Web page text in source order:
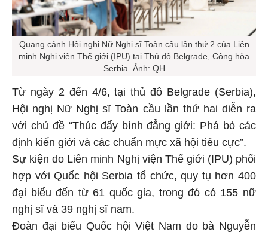
Quang cảnh Hội nghị Nữ Nghị sĩ Toàn cầu lần thứ 2 của Liên
minh Nghị viện Thế giới (IPU) tại Thủ đô Belgrade, Cộng hòa
Serbia. Ảnh: QH
Từ ngày 2 đến 4/6, tại thủ đô Belgrade (Serbia),
Hội nghị Nữ Nghị sĩ Toàn cầu lần thứ hai diễn ra
với chủ đề “Thúc đẩy bình đẳng giới: Phá bỏ các
định kiến giới và các chuẩn mực xã hội tiêu cực”.
Sự kiện do Liên minh Nghị viện Thế giới (IPU) phối
hợp với Quốc hội Serbia tổ chức, quy tụ hơn 400
đại biểu đến từ 61 quốc gia, trong đó có 155 nữ
nghị sĩ và 39 nghị sĩ nam.
Đoàn đại biểu Quốc hội Việt Nam do bà Nguyễn